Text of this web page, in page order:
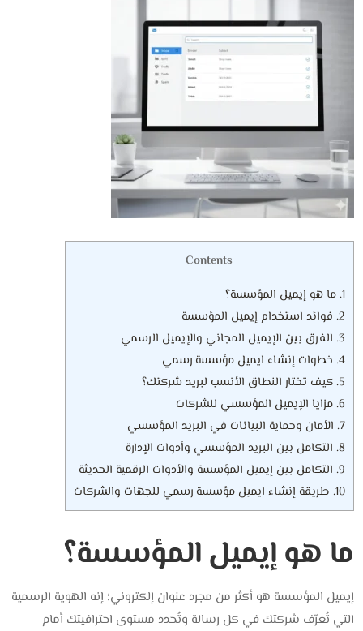
Contents
1. ما هو إيميل المؤسسة؟
2. فوائد استخدام إيميل المؤسسة
3. الفرق بين الإيميل المجاني والإيميل الرسمي
4. خطوات إنشاء ايميل مؤسسة رسمي
5. كيف تختار النطاق الأنسب لبريد شركتك؟
6. مزايا الإيميل المؤسسي للشركات
7. الأمان وحماية البيانات في البريد المؤسسي
8. التكامل بين البريد المؤسسي وأدوات الإدارة
9. التكامل بين إيميل المؤسسة والأدوات الرقمية الحديثة
10. طريقة إنشاء ايميل مؤسسة رسمي للجهات والشركات
ما هو إيميل المؤسسة؟
إيميل المؤسسة هو أكثر من مجرد عنوان إلكتروني؛ إنه الهوية الرسمية
التي تُعرّف شركتك في كل رسالة وتُحدد مستوى احترافيتك أمام